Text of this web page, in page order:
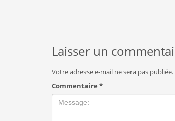
Laisser un
Votre adresse e-mail ne sera pas publiée.
Commentaire *